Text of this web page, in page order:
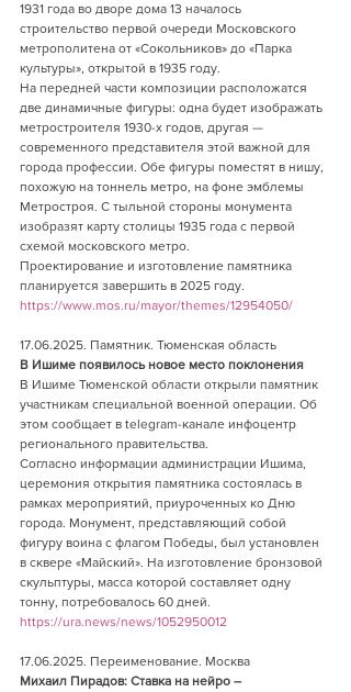
1931 года во дворе дома 13 началось
строительство первой очереди Московского
метрополитена от «Сокольников» до «Парка
культуры», открытой в 1935 году.
На передней части композиции расположатся
две динамичные фигуры: одна будет изображать
метростроителя 1930-х годов, другая —
современного представителя этой важной для
города профессии. Обе фигуры поместят в нишу,
похожую на тоннель метро, на фоне эмблемы
Метростроя. С тыльной стороны монумента
изобразят карту столицы 1935 года с первой
схемой московского метро.
Проектирование и изготовление памятника
планируется завершить в 2025 году.
https://www.mos.ru/mayor/themes/12954050/
17.06.2025. Памятник. Тюменская область
В Ишиме появилось новое место поклонения
В Ишиме Тюменской области открыли памятник
участникам специальной военной операции. Об
этом сообщает в telegram-канале инфоцентр
регионального правительства.
Согласно информации администрации Ишима,
церемония открытия памятника состоялась в
рамках мероприятий, приуроченных ко Дню
города. Монумент, представляющий собой
фигуру воина с флагом Победы, был установлен
в сквере «Майский». На изготовление бронзовой
скульптуры, масса которой составляет одну
тонну, потребовалось 60 дней.
https://ura.news/news/1052950012
17.06.2025. Переименование. Москва
Михаил Пирадов: Ставка на нейро –